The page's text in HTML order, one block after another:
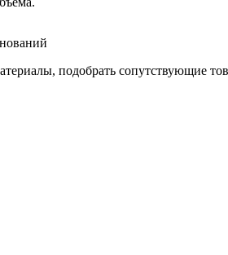
подобрать сопутствующие